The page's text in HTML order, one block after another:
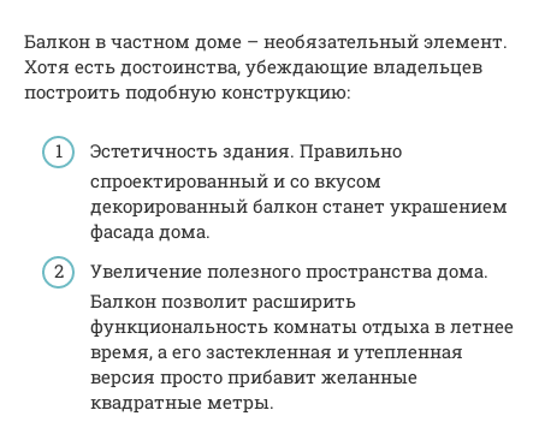
Балкон в частном доме – необязательный элемент.
Хотя есть достоинства, убеждающие владельцев
построить подобную конструкцию:
Эстетичность здания. Правильно
спроектированный и со вкусом
декорированный балкон станет украшением
фасада дома.
Увеличение полезного пространства дома.
Балкон позволит расширить
функциональность комнаты отдыха в летнее
время, а его застекленная и утепленная
версия просто прибавит желанные
квадратные метры.